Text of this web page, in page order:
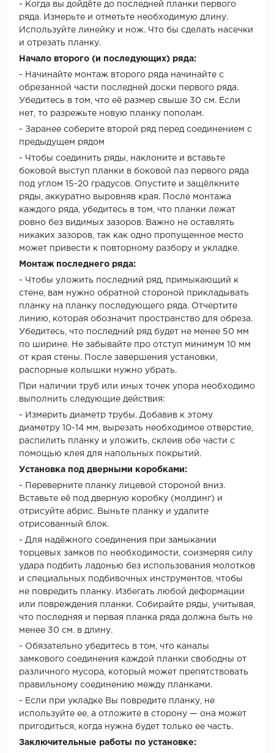
- Когда вы дойдёте до последней планки первого
ряда. Измерьте и отметьте необходимую длину.
Используйте линейку и нож. Что бы сделать насечки
и отрезать планку.
Начало второго (и последующих) ряда:
- Начинайте монтаж второго ряда начинайте с
обрезанной части последней доски первого ряда.
Убедитесь в том, что её размер свыше 30 см. Если
нет, то разрежьте новую планку пополам.
- Заранее соберите второй ряд перед соединением с
предыдущем рядом
- Чтобы соединить ряды, наклоните и вставьте
боковой выступ планки в боковой паз первого ряда
под углом 15-20 градусов. Опустите и защёлкните
ряды, аккуратно выровняв края. После монтажа
каждого ряда, убедитесь в том, что планки лежат
ровно без видимых зазоров. Важно не оставлять
никаких зазоров, так как одно пропущенное место
может привести к повторному разбору и укладке.
Монтаж последнего ряда:
- Чтобы уложить последний ряд, примыкающий к
стене, вам нужно обратной стороной прикладывать
планку на планку последующего ряда. Отчертите
линию, которая обозначит пространство для обреза.
Убедитесь, что последний ряд будет не менее 50 мм
по ширине. Не забывайте про отступ минимум 10 мм
от края стены. После завершения установки,
распорные колышки нужно убрать.
При наличии труб или иных точек упора необходимо
выполнить следующие действия:
- Измерить диаметр трубы. Добавив к этому
диаметру 10-14 мм, вырезать необходимое отверстие,
распилить планку и уложить, склеив обе части с
помощью клея для напольных покрытий.
Установка под дверными коробками:
- Переверните планку лицевой стороной вниз.
Вставьте её под дверную коробку (молдинг) и
отрисуйте абрис. Выньте планку и удалите
отрисованный блок.
- Для надёжного соединения при замыкании
торцевых замков по необходимости, соизмеряя силу
удара подбить ладонью без использования молотков
и специальных подбивочных инструментов, чтобы
не повредить планку. Избегать любой деформации
или повреждения планки. Собирайте ряды, учитывая,
что последняя и первая планка ряда должна быть не
менее 30 см. в длину.
- Обязательно убедитесь в том, что каналы
замкового соединения каждой планки свободны от
различного мусора, который может препятствовать
правильному соединению между планками.
- Если при укладке Вы повредите планку, не
используйте ее, а отложите в сторону — она может
пригодиться, когда нужна будет только ее часть.
Заключительные работы по установке: